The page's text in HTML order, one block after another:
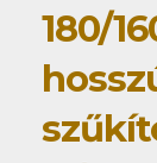
180/